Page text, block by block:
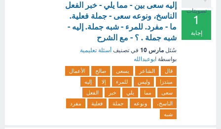
تصويتات
1
إجابة
إليه سعى بين - مما يلي - خبر الفعل
الناسخ، ونوعه سعى - جملة فعلية.
ما - مفرد. للمرء - شبه جملة. إليه -
شبه جملة . ؟ - مع الشرح
سُئل مارس 10 في تصنيف أسئلة تعليمية
بواسطة ابوعبدالله
قال الشاعر يسعى صالح
الأعمال
مبتدزا
وليس للمرء إلا
إليه
سعى
مما يلي خبر
الفعل
الناسخ،
ونوعه جملة فعلية
مفرد
شبه